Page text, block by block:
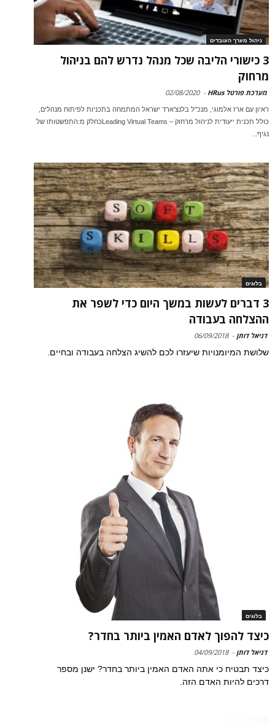
ניהול מערך העובדים
3 כישורי הליבה שכל מנהל נדרש להם בניהול
מרחוק
מערכת פורטל HRus -
02/08/2020
ראיון עם ארז אלמוגי, מנכ"ל בלנצ'ארד ישראל המתמחה בתכניות לפיתוח מנהלים,
כולל תכנית ייעודית לניהול מרחוק – Leading Virtual Teamsכחלק מ:התפשטותו של
נגיף...
בלוגים
3 דברים לעשות במשך היום כדי לשפר את
ההצלחה בעבודה
דניאל דותן -
06/09/2018
שלושת המיומנויות שיעזרו לכם להשיג הצלחה בעבודה ובחיים.
בלוגים
כיצד להפוך לאדם האמין ביותר בחדר?
דניאל דותן -
04/09/2018
כיצד תבטיח כי אתה האדם האמין ביותר בחדר? ישנן מספר
דרכים להיות האדם הזה.